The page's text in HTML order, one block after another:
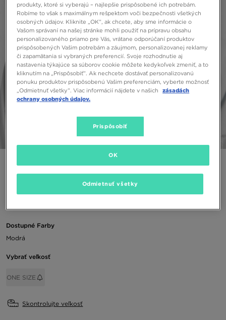
WINTER CAP
Dostupné Farby
Modrá
Vybrať veľkosť
ONE SIZE
Skontrolujte veľkosť
produkty, ktoré si vyberajú – najlepšie prispôsobené ich potrebám.
Robíme to však s maximálnym rešpektom voči bezpečnosti všetkých
osobných údajov. Kliknite „OK”, ak chcete, aby sme informácie o
Vašom správaní na našej stránke mohli použiť na prípravu obsahu
personalizovaného priamo pre Vás, vrátane odporúčaní produktov
prispôsobených Vašim potrebám a záujmom, personalizovanej reklamy
či zapamätania si vybraných preferencií. Svoje rozhodnutie aj
nastavenia týkajúce sa súborov cookie môžete kedykoľvek zmeniť, a to
kliknutím na „Prispôsobiť”. Ak nechcete dostávať personalizovanú
ponuku produktov prispôsobenú Vašim preferenciám, vyberte možnosť
„Odmietnuť všetky”. Viac informácií nájdete v našich
zásadách
ochrany osobných údajov.
Prispôsobiť
Odmietnuť všetky
OK